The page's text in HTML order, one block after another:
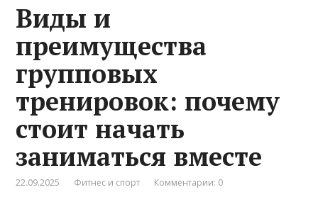
Виды и
преимущества
групповых
тренировок: почему
стоит начать
заниматься вместе
22.09.2025 Фитнес и спорт Комментарии: 0